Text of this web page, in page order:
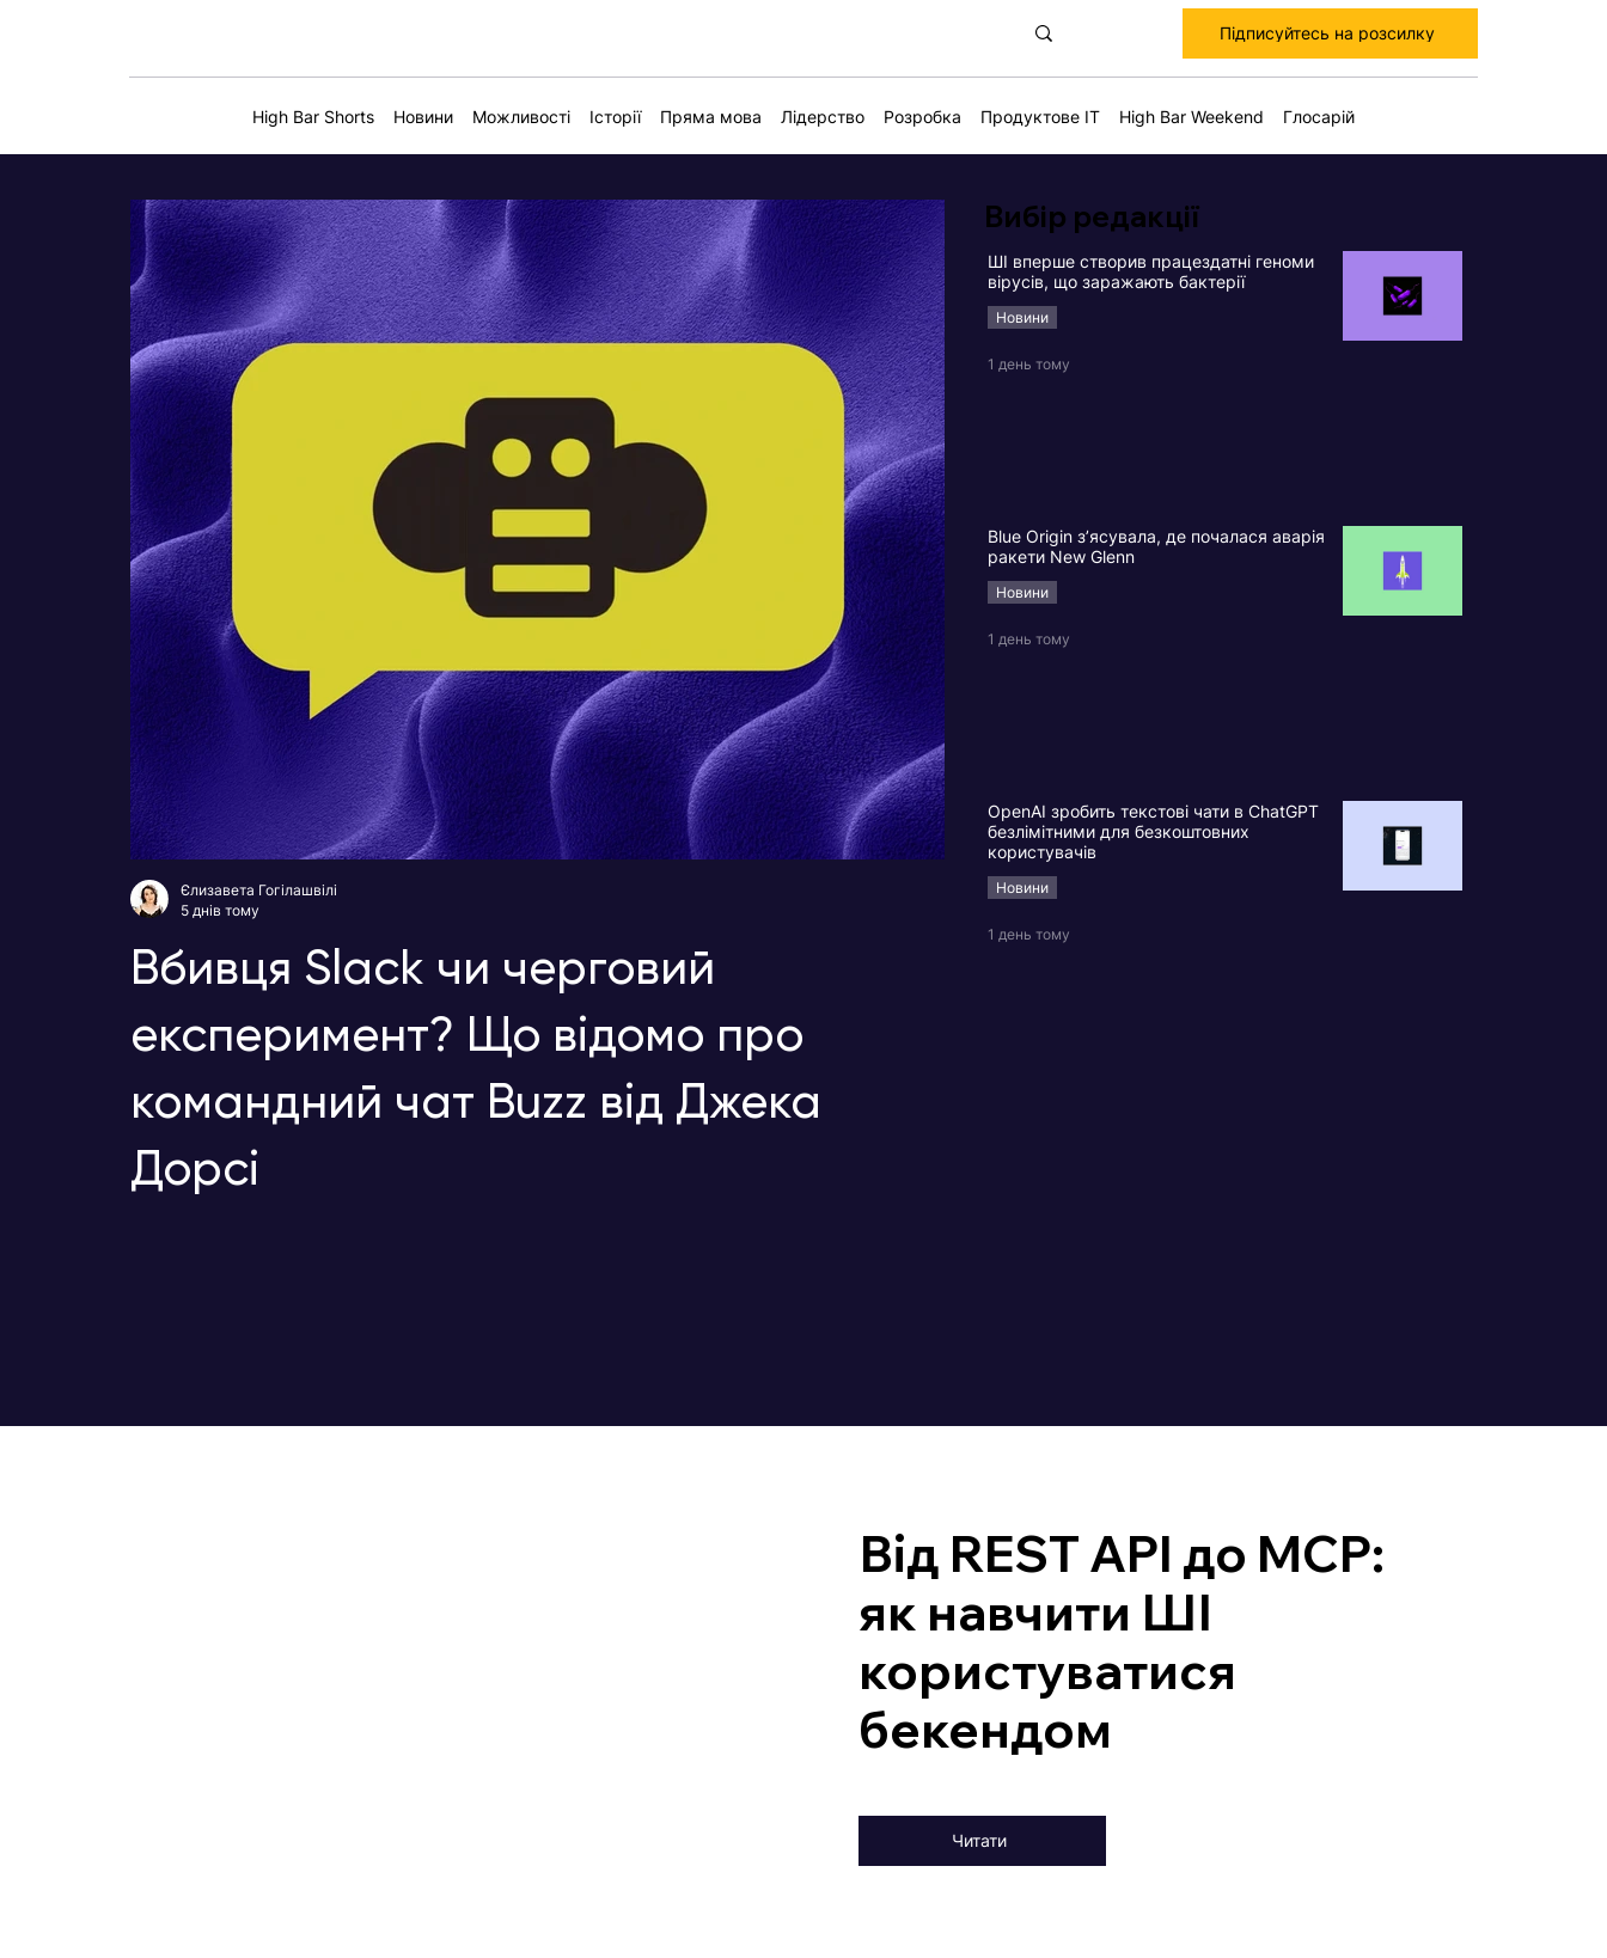
Підписуйтесь на розсилку
High Bar Shorts Новини Можливості Історії Пряма мова Лідерство Розробка Продуктове IT High Bar Weekend Глосарій
Від REST API до MCP:
як навчити ШІ
користуватися
бекендом
Читати
Вбивця Slack чи черговий
експеримент? Що відомо про
командний чат Buzz від Джека
Дорсі
Єлизавета Гогілашвілі
5 днів тому
Вибір редакції
ШІ вперше створив працездатні геноми
вірусів, що заражають бактерії
Новини
1 день тому
Blue Origin з’ясувала, де почалася аварія
ракети New Glenn
Новини
1 день тому
OpenAI зробить текстові чати в ChatGPT
безлімітними для безкоштовних
користувачів
Новини
1 день тому